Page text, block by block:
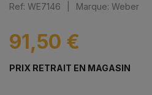
Ref: WE7146 Marque: Weber
91,50 €
PRIX RETRAIT EN MAGASIN